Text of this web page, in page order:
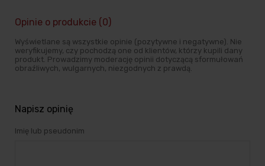
Opinie o produkcie (0)
Wyświetlane są wszystkie opinie (pozytywne i negatywne). Nie
weryfikujemy, czy pochodzą one od klientów, którzy kupili dany
produkt. Prowadzimy moderację opinii dotyczącą sformułowań
obraźliwych, wulgarnych, niezgodnych z prawdą.
Napisz opinię
Imię lub pseudonim